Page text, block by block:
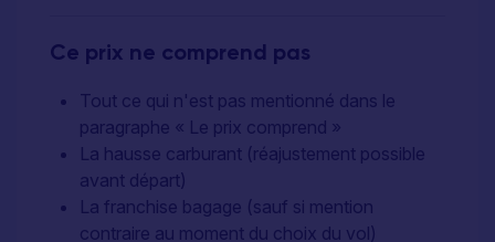
Ce prix ne comprend pas
Tout ce qui n'est pas mentionné dans le
paragraphe « Le prix comprend »
La hausse carburant (réajustement possible
avant départ)
La franchise bagage (sauf si mention
contraire au moment du choix du vol)